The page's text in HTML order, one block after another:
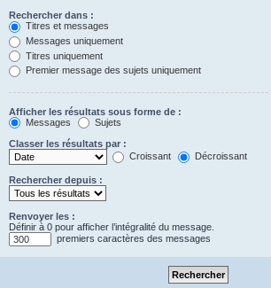
Rechercher dans :
Titres et messages
Messages uniquement
Titres uniquement
Premier message des sujets uniquement
Afficher les résultats sous forme de :
Messages
Sujets
Classer les résultats par :
Croissant
Décroissant
Rechercher depuis :
Renvoyer les :
Définir à 0 pour afficher l’intégralité du message.
premiers caractères des messages